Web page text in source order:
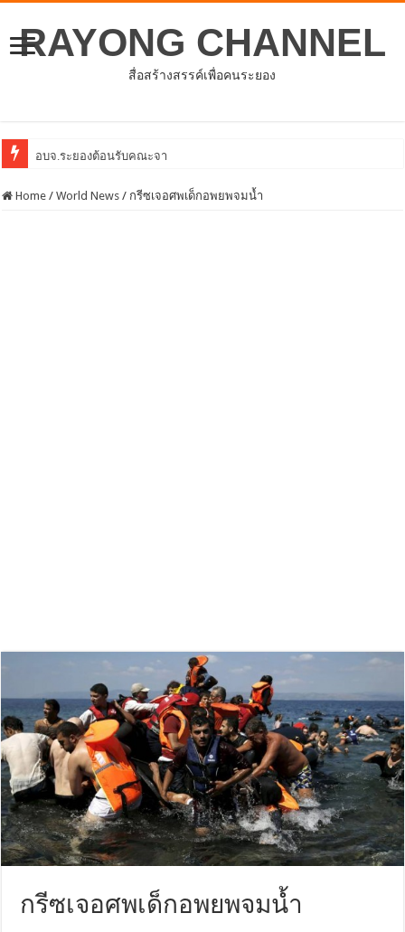
RAYONG CHANNEL
สื่อสร้างสรรค์เพื่อคนระยอง
อบจ.ระยองต้อนรับคณะจากตัวแทนศูนย์ธุรกิจจีน – อาเซียน (
Home / World News / กรีซเจอศพเด็กอพยพจมน้ำ
กรีซเจอศพเด็กอพยพจมน้ำ